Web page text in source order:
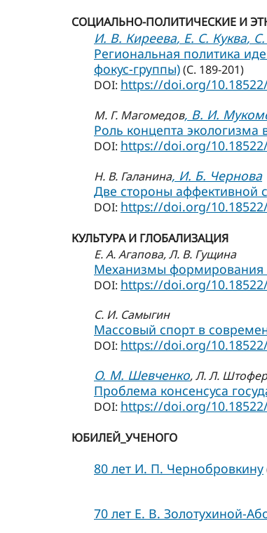
СОЦИАЛЬНО-ПОЛИТИЧЕСКИЕ И
И. В. Киреева, Е. С. Куква,
Региональная политика
фокус-группы)(С. 189-201)
DOI: https://doi.org/
М. Г. Магомедов, В. И.
Роль концепта
DOI: https://doi.org/
Н. В. Галанина, И. Б. Чернова
Две стороны аффективной
DOI: https://doi.org/
КУЛЬТУРА И ГЛОБАЛИЗАЦИЯ
Е. А. Агапова, Л. В. Гущина
Механизмы формирования
DOI: https://doi.org/
С. И. Самыгин
Массовый спорт в
DOI: https://doi.org/
О. М. Шевченко, Л. Л. Штофер
Проблема консенсуса
DOI: https://doi.org/
ЮБИЛЕЙ_УЧЕНОГО
80 лет И. П. Чернобровкину
70 лет Е. В. Золотухиной-